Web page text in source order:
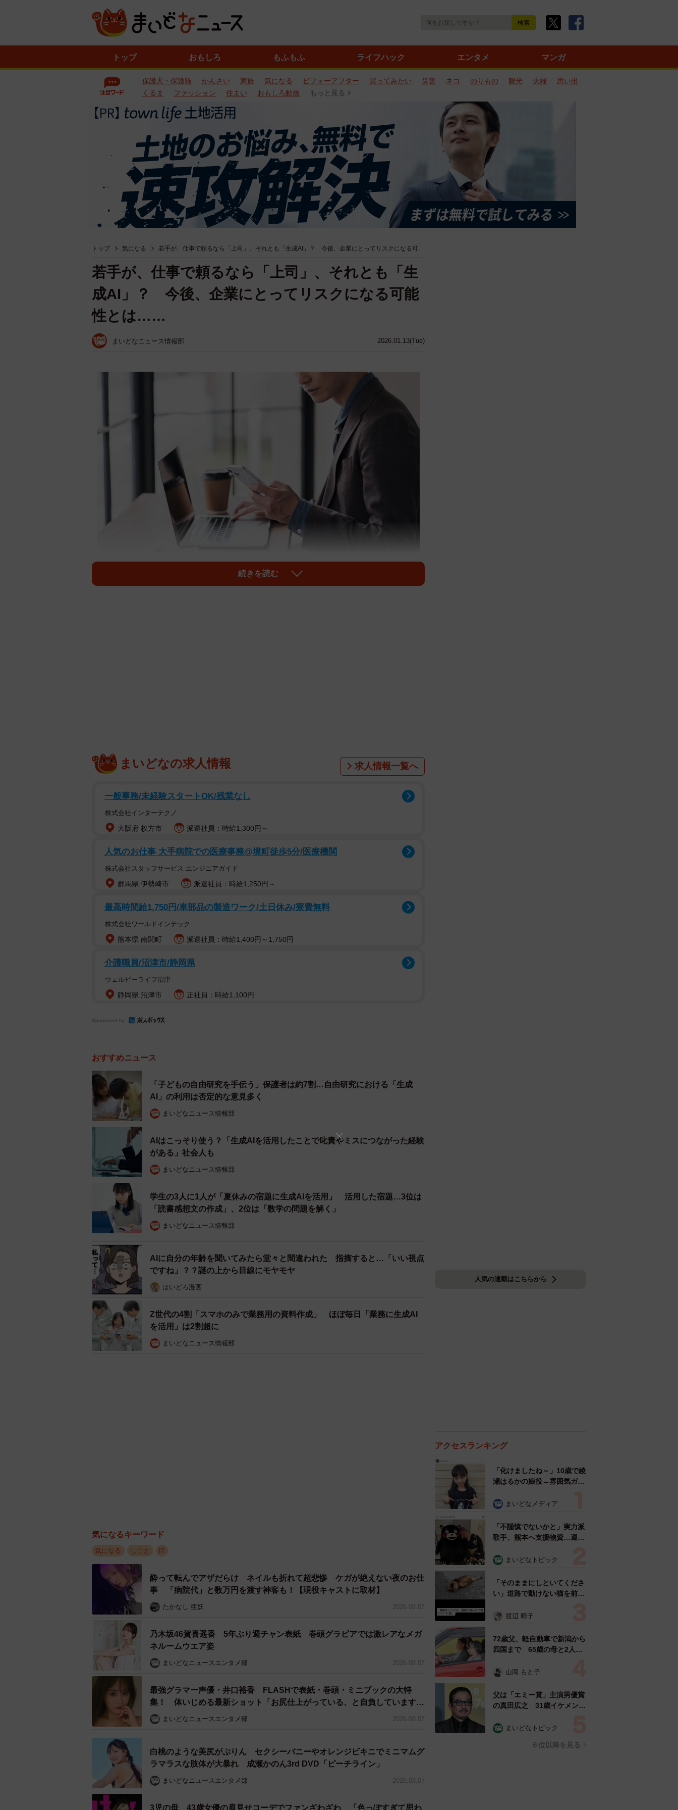
トップ おもしろ もふもふ ライフハック エンタメ マンガ
保護犬・保護猫 かんさい 家族 気になる ビフォーアフター 買ってみたい 災害 ネコ のりもの 観光 夫婦
思い出
くるま
ファッション 住まい おもしろ動画 もっと見る
トップ 気になる 若手が、仕事で頼るなら「上司」、それとも「生成AI」？ 今後、企業にとってリスクになる可
2026.01.13(Tue)
若手が、仕事で頼るなら「上司」、それとも「生
成AI」？ 今後、企業にとってリスクになる可能
性とは……
まいどなニュース情報部
あなたは現在、仕事で生成AIをどの程度の頻度で利用していますか？（出典：インターグ（株）調べ）
下記の業務のうち、生成AIを利用しているのはどれですか？（出典：インターグ（株）調べ）
まず、「仕事で生成AIを利用する頻度」を尋ねたところ、全体の41.0％が「週に1日以上」
と回答しました。
また、「生成AIを利用している業務」については、「定型的なメール・文書の作成」
（20.4％）、「専門的な知識が必要な問題解決」（18.5％）、「データ入力・集計」
（17.0％）が上位に挙がっています。
仕事に対する個人的な不安やキャリアの悩みがあるとき、あなたは最初に何を頼りますか？（出典：インターグ
他方、「仕事の悩みやキャリアの不安がある場合」では、「家族・友人」（30.8%）、「先
輩・同僚」（27.1%）、「検索エンジン」（21.3％）が上位となり、「生成AI」は15.1%と
いう結果になりました。
続きを読む
まいどなの求人情報 求人情報一覧へ
一般事務/未経験スタートOK/残業なし
株式会社インターテクノ
大阪府 枚方市 派遣社員：時給1,300円～
人気のお仕事 大手病院での医療事務@境町徒歩5分/医療機関
株式会社スタッフサービス エンジニアガイド
群馬県 伊勢崎市 派遣社員：時給1,250円～
最高時間給1,750円/車部品の製造ワーク/土日休み/寮費無料
株式会社ワールドインテック
熊本県 南関町 派遣社員：時給1,400円～1,750円
介護職員/沼津市/静岡県
ウェルビーライフ沼津
静岡県 沼津市 正社員：時給1,100円
Sponsored by
おすすめニュース
「子どもの自由研究を手伝う」保護者は約7割…自由研究における「生成
AI」の利用は否定的な意見多く
まいどなニュース情報部
AIはこっそり使う？「生成AIを活用したことで叱責やミスにつながった経験
がある」社会人も
まいどなニュース情報部
学生の3人に1人が「夏休みの宿題に生成AIを活用」 活用した宿題…3位は
「読書感想文の作成」、2位は「数学の問題を解く」
まいどなニュース情報部
AIに自分の年齢を聞いてみたら堂々と間違われた 指摘すると…「いい視点
ですね」？？謎の上から目線にモヤモヤ
はいどろ漫画
Z世代の4割「スマホのみで業務用の資料作成」 ほぼ毎日「業務に生成AI
を活用」は2割超に
まいどなニュース情報部
気になるキーワード
気になる しごと IT
酔って転んでアザだらけ ネイルも折れて超悲惨 ケガが絶えない夜のお仕
事 「病院代」と数万円を渡す神客も！【現役キャストに取材】
たかなし 亜妖 2026.08.07
乃木坂46賀喜遥香 5年ぶり週チャン表紙 巻頭グラビアでは激レアなメガ
ネルームウエア姿
まいどなニュースエンタメ部 2026.08.07
最強グラマー声優・井口裕香 FLASHで表紙・巻頭・ミニブックの大特
集！ 体いじめる最新ショット「お尻仕上がっている、と自負しています」
「いくつになっても理想の身体でいたい」
まいどなニュースエンタメ部 2026.08.07
白桃のような美尻がぷりん セクシーバニーやオレンジビキニでミニマムグ
ラマラスな肢体が大暴れ 成瀬かのん3rd DVD「ピーチライン」
まいどなニュースエンタメ部 2026.08.07
3児の母 43歳女優の肩見せコーデでファンざわざわ 「色っぽすぎて思わ
人気の連載はこちらから
アクセスランキング
「化けましたね～」10歳で綾
瀬はるかの娘役→雰囲気ガラ
雰囲気が」「宝塚に入れそ
まいどなメディア
「不謹慎でないかと」実力派
歌手、熊本へ支援物資…運搬
めらい 「痛いほど伝わる」
まいどなトピック
「そのままにしといてくださ
い」道路で動けない猫を前に
ようとした4日間 「命の重
表の訴え
渡辺 晴子
72歳父、軽自動車で新潟から
四国まで 65歳の母と2人で
憩まで分刻み… 「大学生で
山岡 もと子
父は「エミー賞」主演男優賞
の真田広之 31歳イケメン俳
「ガチヒロさんそっくり」
まいどなトピック
６位以降を見る